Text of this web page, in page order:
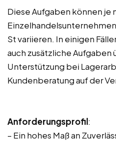
Diese Aufgaben können je
St variieren. In einigen
auch zusätzliche
Unterstützung bei
Kundenberatung auf der
Anforderungsprofil:
– Ein hohes Maß an